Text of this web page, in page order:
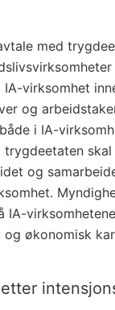
med
IA-virksomhet
og
i IA-
trygdeetaten
og
IA-
økonomisk